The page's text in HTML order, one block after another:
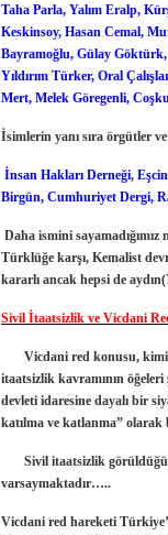
Taha Parla, Yalım Eralp,
Keskinsoy, Hasan Cemal,
Bayramoğlu, Gülay
Yıldırım Türker, Oral
Mert, Melek Göregenli,
İsimlerin yanı sıra örgütler
İnsan Hakları Derneği,
Birgün, Cumhuriyet Dergi,
Daha ismini
Türklüğe karşı, Kemalist
kararlı ancak hepsi de
Sivil İtaatsizlik ve Vicdani
Vicdani red konusu, kimi
itaatsizlik kavramının öğeleri
devleti idaresine dayalı bir
katılma ve katlanma” olarak
Sivil itaatsizlik
varsaymaktadır…..
Vicdani red hareketi